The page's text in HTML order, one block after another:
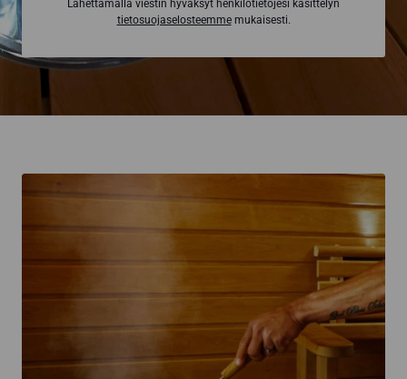
Lähettämällä viestin hyväksyt henkilötietojesi käsittelyn
tietosuojaselosteemmemukaisesti.